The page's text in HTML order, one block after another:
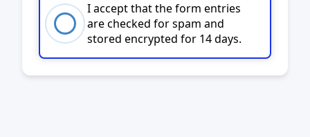
I accept that the form entries
are checked for spam and
stored encrypted for 14 days.